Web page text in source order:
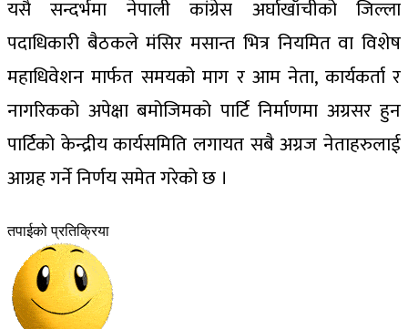
यसै सन्दर्भमा नेपाली कांग्रेस अर्घाखाँचीको जिल्ला
पदाधिकारी बैठकले मंसिर मसान्त भित्र नियमित वा विशेष
महाधिवेशन मार्फत समयको माग र आम नेता, कार्यकर्ता र
नागरिकको अपेक्षा बमोजिमको पार्टि निर्माणमा अग्रसर हुन
पार्टिको केन्द्रीय कार्यसमिति लगायत सबै अग्रज नेताहरुलाई
आग्रह गर्ने निर्णय समेत गरेको छ ।
तपाईको प्रतिक्रिया